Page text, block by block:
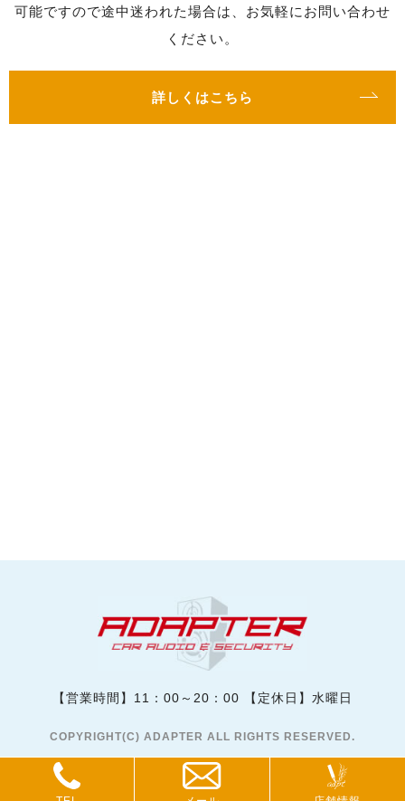
可能ですので途中迷われた場合は、お気軽にお問い合わせ
ください。
詳しくはこちら
【営業時間】11：00～20：00 【定休日】水曜日
COPYRIGHT(C) ADAPTER ALL RIGHTS RESERVED.